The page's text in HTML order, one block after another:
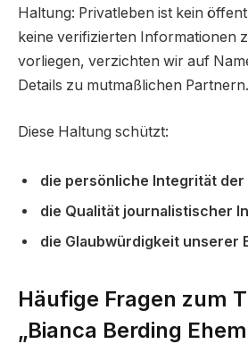
Haltung: Privatleben ist kein
keine verifizierten Informationen
vorliegen, verzichten wir auf
Details zu mutmaßlichen Partnern.
Diese Haltung schützt:
die persönliche Integrität
die Qualität journalistischer
die Glaubwürdigkeit unserer
Häufige Fragen zum
„Bianca Berding